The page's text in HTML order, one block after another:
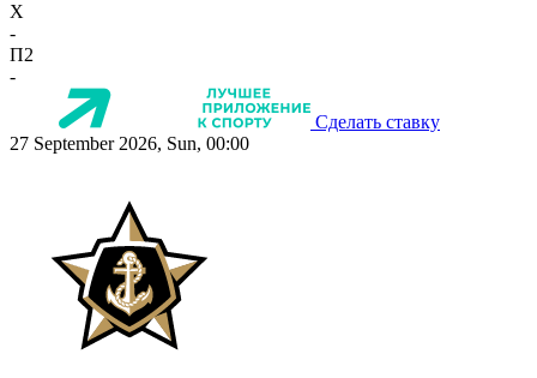
X
-
П2
-
Сделать ставку
27 September 2026, Sun, 00:00